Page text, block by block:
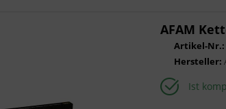
AFAM
Artikel-Nr.:
Hersteller:
Ist